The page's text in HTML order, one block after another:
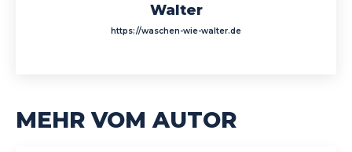
Walter
https://waschen-wie-walter.de
MEHR VOM AUTOR